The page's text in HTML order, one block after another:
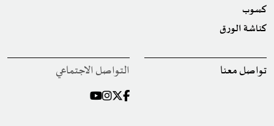
كسوب
كناشة الورق
تواصل معنا التواصل الاجتماعي